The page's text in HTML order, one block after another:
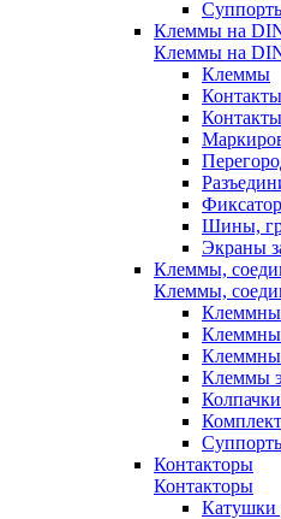
Клеммы на
Клеммы на
Клеммы
Шины,
Экраны
Клеммы,
Клеммы,
Клеммы
Контакторы
Контакторы
Катушки